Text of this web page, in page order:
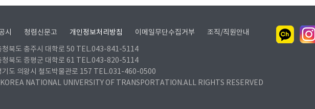
시 청렴신문고 개인정보처리방침 이메일무단수집거부 조직/직원안내
청북도 충주시 대학로 50 TEL.043-841-5114
청북도 증평군 대학로 61 TEL.043-820-5114
기도 의왕시 철도박물관로 157 TEL.031-460-0500
NATIONAL UNIVERSITY OF TRANSPORTATION.ALL RIGHTS RESERVED